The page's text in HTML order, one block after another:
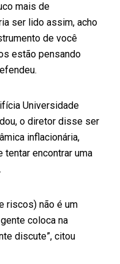
mais de
ser lido assim, acho
de você
estão pensando
Universidade
o diretor disse ser
inflacionária,
encontrar uma
riscos) não é um
coloca na
discute”, citou